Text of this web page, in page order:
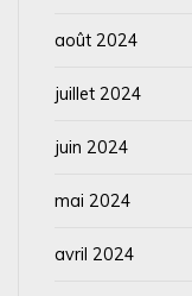
août 2024
juillet 2024
juin 2024
mai 2024
avril 2024